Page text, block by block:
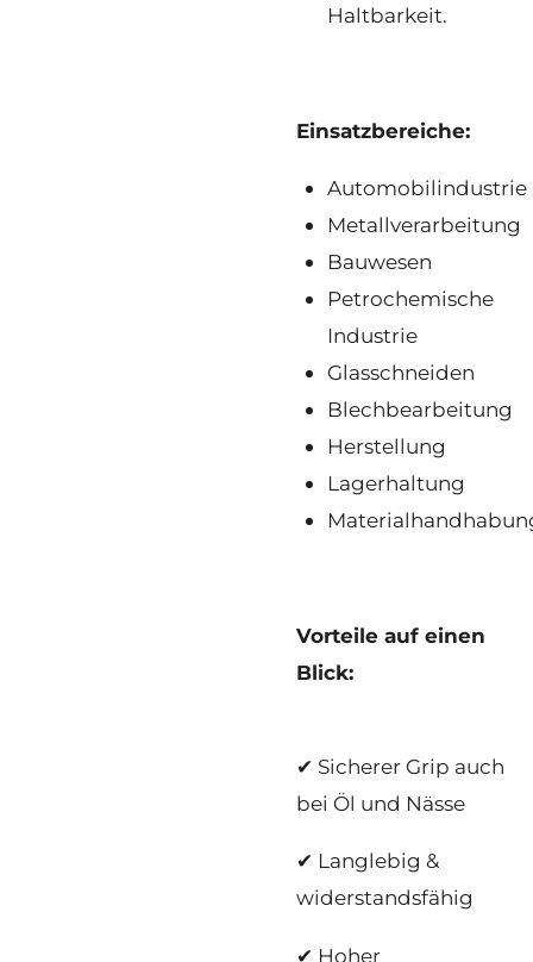
Haltbarkeit.
Einsatzbereiche:
Automobilindustrie
Metallverarbeitung
Bauwesen
Petrochemische
Industrie
Glasschneiden
Blechbearbeitung
Herstellung
Lagerhaltung
Vorteile auf einen
Blick:
✔ Sicherer Grip auch
bei Öl und Nässe
✔ Langlebig &
widerstandsfähig
✔ Hoher